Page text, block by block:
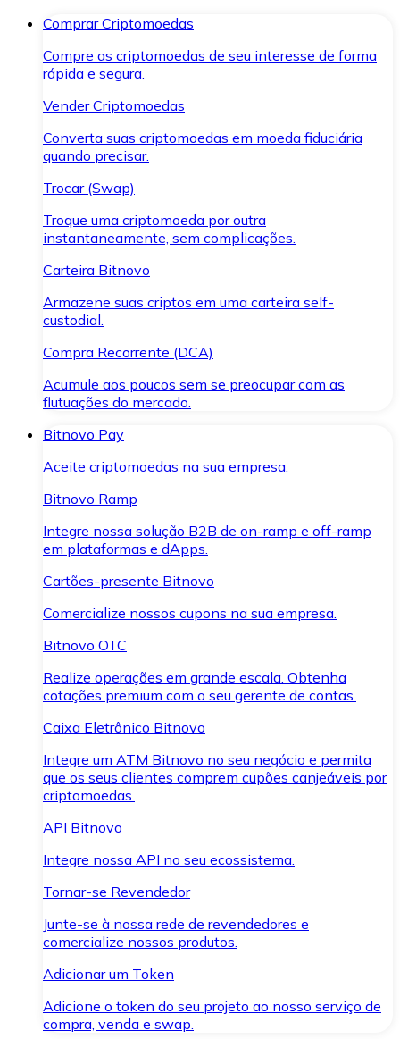
Comprar Criptomoedas
Compre as criptomoedas de seu interesse de forma
rápida e segura.
Vender Criptomoedas
Converta suas criptomoedas em moeda fiduciária
quando precisar.
Trocar (Swap)
Troque uma criptomoeda por outra
instantaneamente, sem complicações.
Carteira Bitnovo
Armazene suas criptos em uma carteira self-
custodial.
Compra Recorrente (DCA)
Acumule aos poucos sem se preocupar com as
flutuações do mercado.
Bitnovo Pay
Aceite criptomoedas na sua empresa.
Bitnovo Ramp
Integre nossa solução B2B de on-ramp e off-ramp
em plataformas e dApps.
Cartões-presente Bitnovo
Comercialize nossos cupons na sua empresa.
Bitnovo OTC
Realize operações em grande escala. Obtenha
cotações premium com o seu gerente de contas.
Caixa Eletrônico Bitnovo
Integre um ATM Bitnovo no seu negócio e permita
que os seus clientes comprem cupões canjeáveis por
criptomoedas.
API Bitnovo
Integre nossa API no seu ecossistema.
Tornar-se Revendedor
Junte-se à nossa rede de revendedores e
comercialize nossos produtos.
Adicionar um Token
Adicione o token do seu projeto ao nosso serviço de
compra, venda e swap.